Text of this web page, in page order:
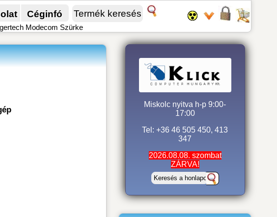
Céginfó
Modecom Szürke
Miskolc nyitva h-p 9:00-
17:00
Tel: +36 46 505 450, 413
347
2026.08.08. szombat
ZÁRVA!